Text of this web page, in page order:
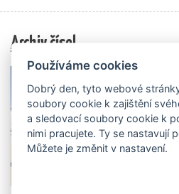
Archiv čísel
Používáme cookies
Dobrý den, tyto webové
soubory cookie k zajištění
a sledovací soubory cookie k
nimi pracujete. Ty se nastavují
Můžete je změnit v nastavení.